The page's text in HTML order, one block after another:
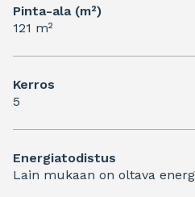
Pinta-ala (m²)
121 m²
Kerros
5
Energiatodistus
Lain mukaan on oltava